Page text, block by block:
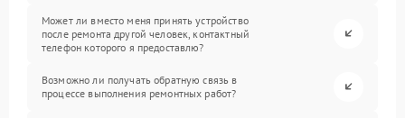
Может ли вместо меня принять устройство
после ремонта другой человек, контактный
телефон которого я предоставлю?
Возможно ли получать обратную связь в
процессе выполнения ремонтных работ?